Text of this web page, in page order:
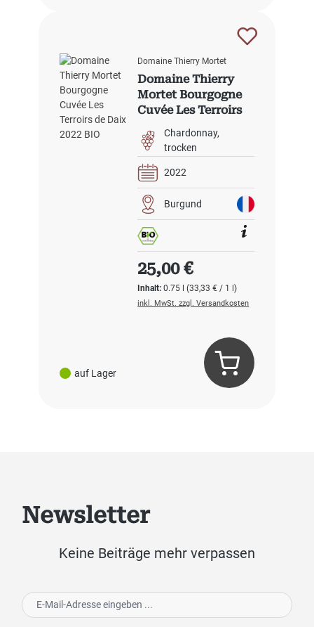
auf Lager
Domaine Thierry Mortet
Domaine Thierry
Mortet Bourgogne
Cuvée Les Terroirs
de Daix 2022 BIO
Chardonnay
trocken
2022
Burgund
Inhalt:0.75 l(33,33 € / 1 l)
Regulärer Preis:
25,00 €
inkl. MwSt. zzgl. Versandkosten
Newsletter
Keine Beiträge mehr verpassen